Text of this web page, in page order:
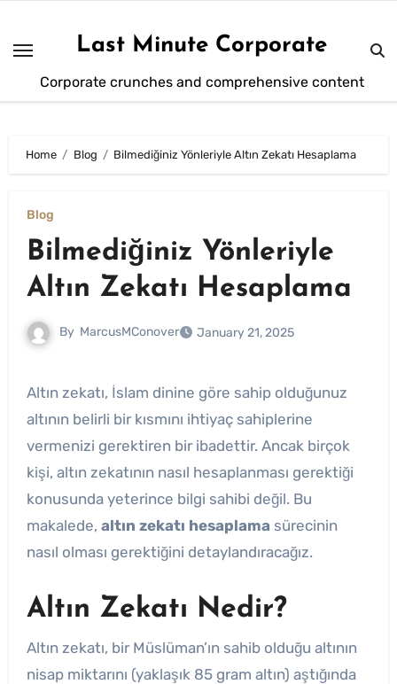
content
Last Minute Corporate
Corporate crunches and comprehensive content
Home Blog Bilmediğiniz Yönleriyle Altın Zekatı Hesaplama
Blog
Bilmediğiniz Yönleriyle
Altın Zekatı Hesaplama
By MarcusMConover January 21, 2025
Altın zekatı, İslam dinine göre sahip olduğunuz
altının belirli bir kısmını ihtiyaç sahiplerine
vermenizi gerektiren bir ibadettir. Ancak birçok
kişi, altın zekatının nasıl hesaplanması gerektiği
konusunda yeterince bilgi sahibi değil. Bu
makalede, altın zekatı hesaplama sürecinin
nasıl olması gerektiğini detaylandıracağız.
Altın Zekatı Nedir?
Altın zekatı, bir Müslüman’ın sahib olduğu altının
nisap miktarını (yaklaşık 85 gram altın) aştığında